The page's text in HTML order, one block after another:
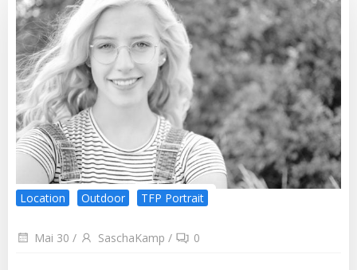
Location Outdoor TFP Portrait
Mai 30 / SaschaKamp / 0